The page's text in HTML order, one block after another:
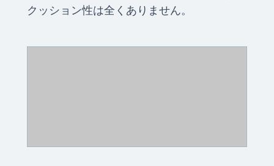
クッション性は全くありません。